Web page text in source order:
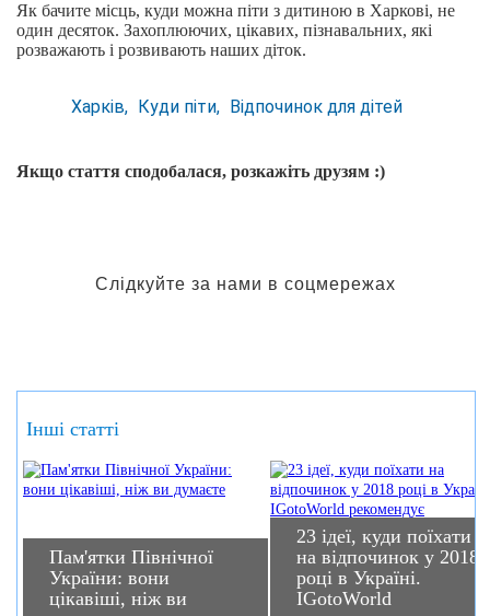
Як бачите місць, куди можна піти з дитиною в Харкові, не
один десяток. Захоплюючих, цікавих, пізнавальних, які
розважають і розвивають наших діток.
Харків Куди піти Відпочинок для дітей
Якщо стаття сподобалася, розкажіть друзям :)
Слідкуйте за нами в соцмережах
Інші статті
Пам'ятки Північної
України: вони
цікавіші, ніж ви
23 ідеї, куди поїхати
на відпочинок у 2018
році в Україні.
IGotoWorld